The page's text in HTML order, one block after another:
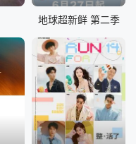
地球超新鲜 第二季